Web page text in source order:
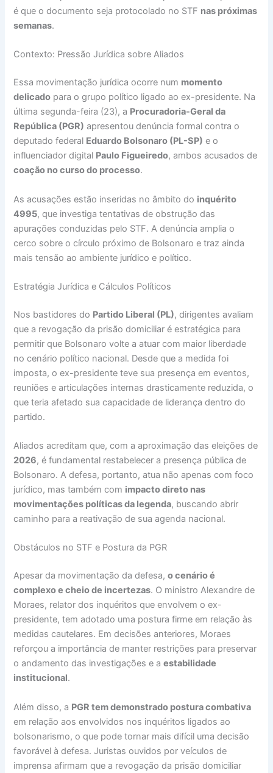
é que o documento seja protocolado no STF nas próximas
semanas.
Contexto: Pressão Jurídica sobre Aliados
Essa movimentação jurídica ocorre num momento
delicado para o grupo político ligado ao ex-presidente. Na
última segunda-feira (23), a Procuradoria-Geral da
República (PGR) apresentou denúncia formal contra o
deputado federal Eduardo Bolsonaro (PL-SP) e o
influenciador digital Paulo Figueiredo, ambos acusados de
coação no curso do processo.
As acusações estão inseridas no âmbito do inquérito
4995, que investiga tentativas de obstrução das
apurações conduzidas pelo STF. A denúncia amplia o
cerco sobre o círculo próximo de Bolsonaro e traz ainda
mais tensão ao ambiente jurídico e político.
Estratégia Jurídica e Cálculos Políticos
Nos bastidores do Partido Liberal (PL), dirigentes avaliam
que a revogação da prisão domiciliar é estratégica para
permitir que Bolsonaro volte a atuar com maior liberdade
no cenário político nacional. Desde que a medida foi
imposta, o ex-presidente teve sua presença em eventos,
reuniões e articulações internas drasticamente reduzida, o
que teria afetado sua capacidade de liderança dentro do
partido.
Aliados acreditam que, com a aproximação das eleições de
2026, é fundamental restabelecer a presença pública de
Bolsonaro. A defesa, portanto, atua não apenas com foco
jurídico, mas também com impacto direto nas
movimentações políticas da legenda, buscando abrir
caminho para a reativação de sua agenda nacional.
Obstáculos no STF e Postura da PGR
Apesar da movimentação da defesa,o cenário é
complexo e cheio de incertezas. O ministro Alexandre de
Moraes, relator dos inquéritos que envolvem o ex-
presidente, tem adotado uma postura firme em relação às
medidas cautelares. Em decisões anteriores, Moraes
reforçou a importância de manter restrições para preservar
o andamento das investigações e aestabilidade
institucional.
Além disso, a PGR tem demonstrado postura combativa
em relação aos envolvidos nos inquéritos ligados ao
bolsonarismo, o que pode tornar mais difícil uma decisão
favorável à defesa. Juristas ouvidos por veículos de
imprensa afirmam que a revogação da prisão domiciliar